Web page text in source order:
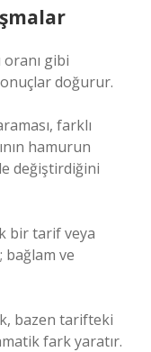
oranı gibi
doğurur.
farklı
hamurun
değiştirdiğini
bir tarif veya
bağlam ve
bazen tarifteki
fark yaratır.